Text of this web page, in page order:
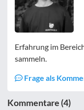
Erfahrung im
sammeln.
Frage als
Kommentare (4)